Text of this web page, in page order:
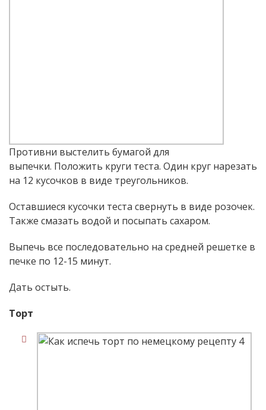
Противни выстелить бумагой для
выпечки. Положить круги теста. Один круг нарезать
на 12 кусочков в виде треугольников.
Оставшиеся кусочки теста свернуть в виде розочек.
Также смазать водой и посыпать сахаром.
Выпечь все последовательно на средней решетке в
печке по 12-15 минут.
Дать остыть.
Торт